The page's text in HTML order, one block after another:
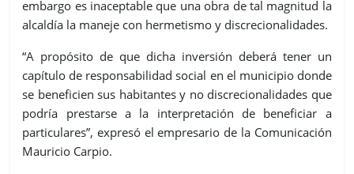
embargo es inaceptable que una obra de tal magnitud la
alcaldía la maneje con hermetismo y discrecionalidades.
“A propósito de que dicha inversión deberá tener un
capítulo de responsabilidad social en el municipio donde
se beneficien sus habitantes y no discrecionalidades que
podría prestarse a la interpretación de beneficiar a
particulares”, expresó el empresario de la Comunicación
Mauricio Carpio.